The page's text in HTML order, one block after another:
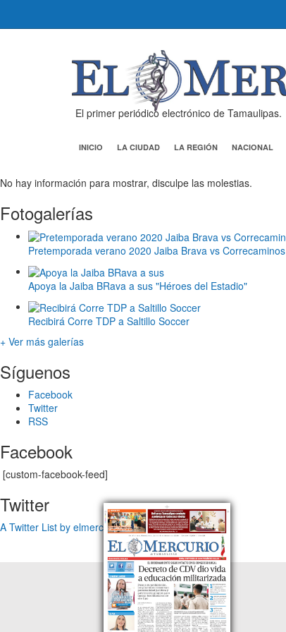
El primer periódico electrónico de Tamaulipas.
INICIO LA CIUDAD LA REGIÓN NACIONAL
No hay información para mostrar, disculpe las molestias.
Fotogalerías
Pretemporada verano 2020 Jaiba Brava vs Correcaminos
Apoya la Jaiba BRava a sus "Héroes del Estadio"
Recibirá Corre TDP a Saltillo Soccer
+ Ver más galerías
Síguenos
Facebook
Twitter
RSS
Facebook
[custom-facebook-feed]
Twitter
A Twitter List by elmercuriotam